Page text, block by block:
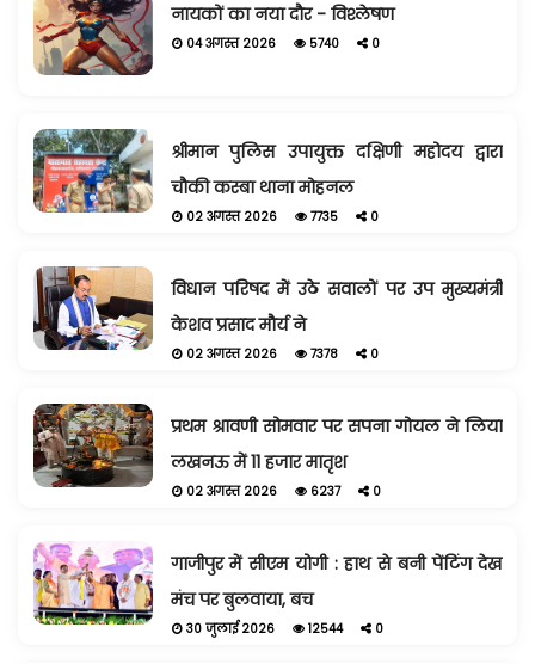
नायकों का नया दौर - विश्लेषण
04 अगस्त 2026 5740 0
श्रीमान पुलिस उपायुक्त दक्षिणी महोदय द्वारा
चौकी कस्बा थाना मोहनल
02 अगस्त 2026 7735 0
विधान परिषद में उठे सवालों पर उप मुख्यमंत्री
केशव प्रसाद मौर्य ने
02 अगस्त 2026 7378 0
प्रथम श्रावणी सोमवार पर सपना गोयल ने लिया
लखनऊ में 11 हजार मातृश
02 अगस्त 2026 6237 0
गाजीपुर में सीएम योगी : हाथ से बनी पेंटिंग देख
मंच पर बुलवाया, बच
30 जुलाई 2026 12544 0